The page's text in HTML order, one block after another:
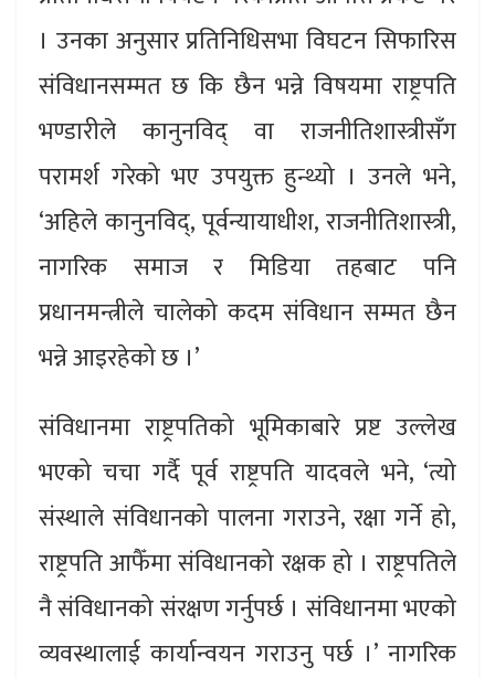
। उनका अनुसार प्रतिनिधिसभा विघटन सिफारिस
संविधानसम्मत छ कि छैन भन्ने विषयमा राष्ट्रपति
भण्डारीले कानुनविद् वा राजनीतिशास्त्रीसँग
परामर्श गरेको भए उपयुक्त हुन्थ्यो । उनले भने,
‘अहिले कानुनविद्, पूर्वन्यायाधीश, राजनीतिशास्त्री,
नागरिक समाज र मिडिया तहबाट पनि
प्रधानमन्त्रीले चालेको कदम संविधान सम्मत छैन
भन्ने आइरहेको छ ।’
संविधानमा राष्ट्रपतिको भूमिकाबारे प्रष्ट उल्लेख
भएको चचा गर्दै पूर्व राष्ट्रपति यादवले भने, ‘त्यो
संस्थाले संविधानको पालना गराउने, रक्षा गर्ने हो,
राष्ट्रपति आफैँमा संविधानको रक्षक हो । राष्ट्रपतिले
नै संविधानको संरक्षण गर्नुपर्छ । संविधानमा भएको
व्यवस्थालाई कार्यान्वयन गराउनु पर्छ ।’ नागरिक